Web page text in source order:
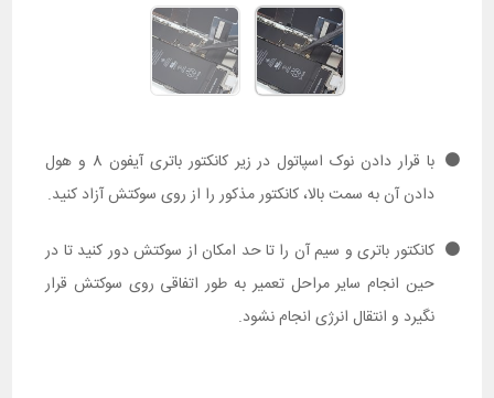
با قرار دادن نوک اسپاتول در زیر کانکتور باتری آیفون 8 و هول
دادن آن به سمت بالا، کانکتور مذکور را از روی سوکتش آزاد کنید.
کانکتور باتری و سیم آن را تا حد امکان از سوکتش دور کنید تا در
حین انجام سایر مراحل تعمیر به طور اتفاقی روی سوکتش قرار
نگیرد و انتقال انرژی انجام نشود.